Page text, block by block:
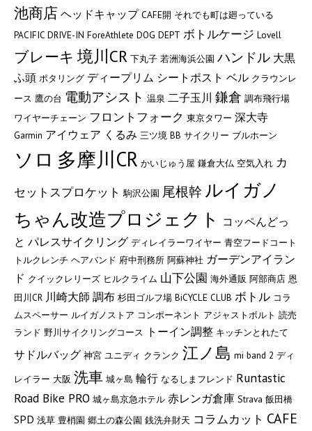
池商店 ヘッドキャップ CAFE開 それでも町は廻っている
PACIFIC DRIVE-IN ForeAthlete DOG DEPT ボトルケージ Lovell
ブレーキ 境川CR 下丸子 若洲海浜公園 ハンドル 大黒
ふ頭 ポタリング ディープリム シートポスト ベル クラウンレ
ース 鷹の台 電動アシスト 温泉 二子玉川 鎌倉 調布飛行場
ワイヤーチェーン フロントフォーク 東京タワー 深大寺
Garmin アイウェア くるみ 三ツ境 BB サイクリー ブルホーン
ソロ 多摩川CR かいじゅう屋 鎌倉大仏 空気入れ カ
セットスプロケット 駒沢公園 尾根幹 ルイガノ
ちゃん改造プロジェクト
コッペんどっ
と パレスサイクリング ディレイラーワイヤー 青空フードコート
トルクレンチ ヘアバンド 府中刑務所 阿蘇神社 ガーデンアイラン
ド クイックレリーズ ヒルクライム 山下公園 海外通販 阿部商店 恩
田川CR 川崎大師 調布 杉田ゴルフ場 BiCYCLE CLUB ボトル コラ
ムスペーサー ルイガノストア コンポーネント アジャストボルト 読売
ランド 野川サイクリングコース トーイン調整 キッチンとれたて
サドルバッグ 神宮 ユニディ クランク 江ノ島 mi band 2 ディ
レイラー 大阪 洗車 城ヶ島 輪行 なるしまフレンド Runtastic
Road Bike PRO 城ヶ島京急ホテル 赤レンガ倉庫 Strava 飯田橋
SPD 浅草 豊梢園 郷土の森公園 銭洗弁財天 コラムカット CAFE